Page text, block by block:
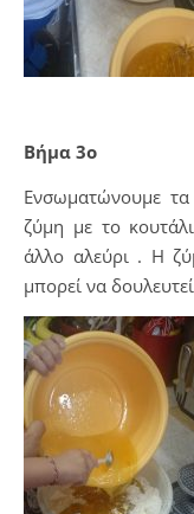
Βήμα 3ο
Ενσωματώνουμε
ζύμη με το
άλλο αλεύρι . Η
μπορεί να